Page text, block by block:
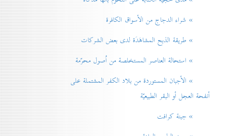
» شراء الدجاج من الأسواق الكافرة
» طريقة الذبح المشاهَدَة لدی بعض الشركات
» استحالة العناصر المستخلصة من اُصول محرّمة
» الأجبان المستوردة من بلاد الكفر المشتملة على
أنفحة العجل أو البقر الطبيعيّة
» جبنة كرافت